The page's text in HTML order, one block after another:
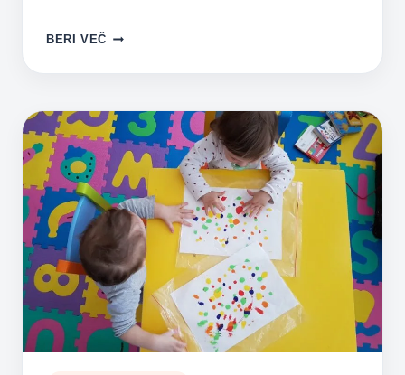
BERI VEČ MAME
DVOJNA
IN
TROJNI
OBČUTEK
KRIVDE